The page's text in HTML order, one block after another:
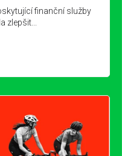
finanční služby
zlepšit...